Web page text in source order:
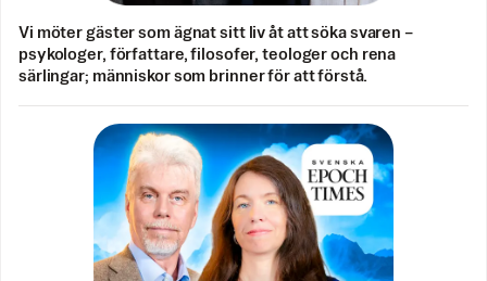
Vi möter gäster som ägnat sitt liv åt att söka svaren –
psykologer, författare, filosofer, teologer och rena
särlingar; människor som brinner för att förstå.